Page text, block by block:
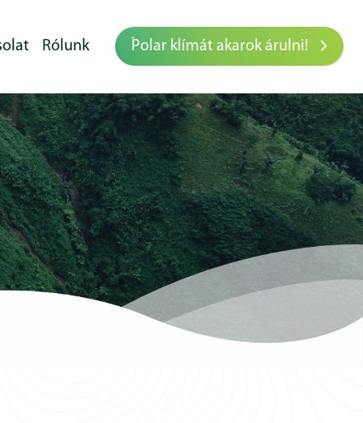
Rólunk Polar klímát akarok árulni!